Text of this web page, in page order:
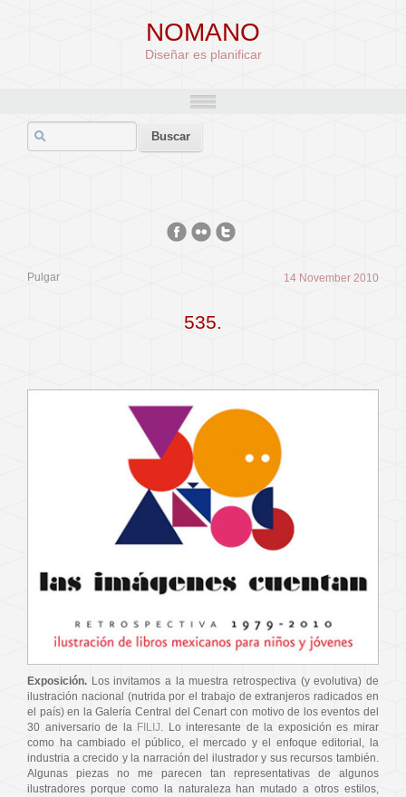
NOMANO
Diseñar es planificar
Pulgar 14 November 2010
535.
Exposición. Los invitamos a la muestra retrospectiva (y evolutiva) de
ilustración nacional (nutrida por el trabajo de extranjeros radicados en
el país) en la Galería Central del Cenart con motivo de los eventos del
30 aniversario de la
FILIJ
. Lo interesante de la exposición es mirar
como ha cambiado el público, el mercado y el enfoque editorial, la
industria a crecido y la narración del ilustrador y sus recursos también.
Algunas piezas no me parecen tan representativas de algunos
ilustradores porque como la naturaleza han mutado a otros estilos,